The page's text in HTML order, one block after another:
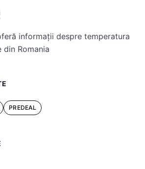
informații despre temperatura
din Romania
PREDEAL